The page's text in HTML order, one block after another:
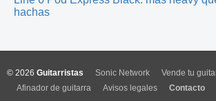
hachas
© 2026 Guitarristas Sonic Network Vende tu
Afinador de guitarra
Avisos legales Contacto